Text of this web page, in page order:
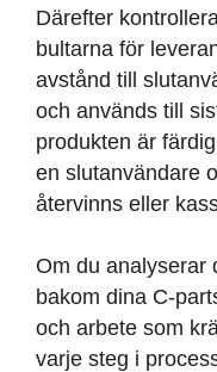
Därefter
bultarna för
avstånd till
och används till
produkten är
en slutanvändare
återvinns eller
Om du analyserar
bakom dina C-
och arbete som
varje steg i